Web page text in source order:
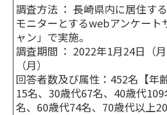
調査方法 ： 長崎県内に居住す
モニターとするwebアンケート
ャン」で実施。
調査期間 ： 2022年1月24日（
（月）
回答者数及び属性：452名【年
15名、30歳代67名、40歳代
名、60歳代74名、70歳代以上